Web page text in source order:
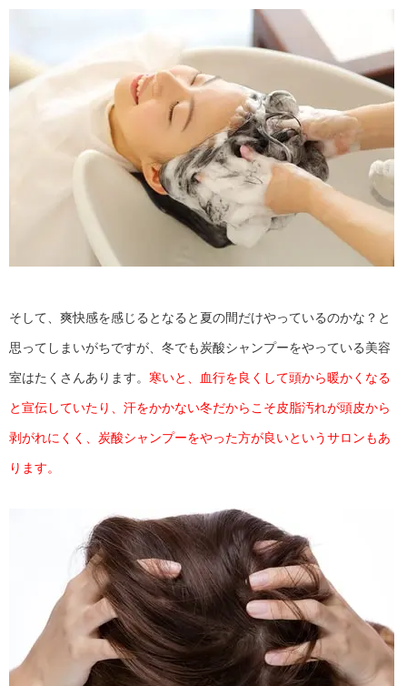
そして、爽快感を感じるとなると夏の間だけやっているのかな？と
思ってしまいがちですが、冬でも炭酸シャンプーをやっている美容
室はたくさんあります。 寒いと、血行を良くして頭から暖かくなる
と宣伝していたり、汗をかかない冬だからこそ皮脂汚れが頭皮から
剥がれにくく、炭酸シャンプーをやった方が良いというサロンもあ
ります。